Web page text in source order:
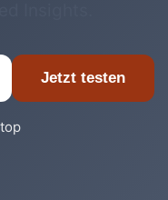
Jetzt testen